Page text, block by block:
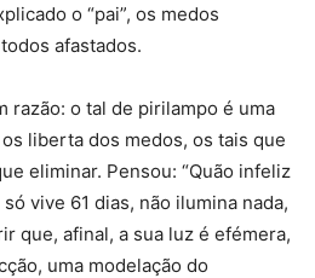
o “pai”, os medos
afastados.
razão: o tal de pirilampo é uma
liberta dos medos, os tais que
eliminar. Pensou: “Quão infeliz
vive 61 dias, não ilumina nada,
que, afinal, a sua luz é efémera,
uma modelação do